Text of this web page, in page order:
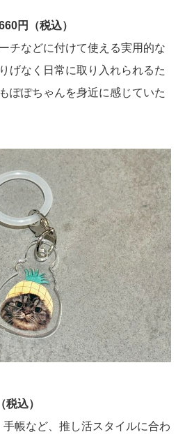
円（税込）
チなどに付けて使える実用的な
げなく日常に取り入れられるた
ぽぽちゃんを身近に感じていた
込）
帳など、推し活スタイルに合わ